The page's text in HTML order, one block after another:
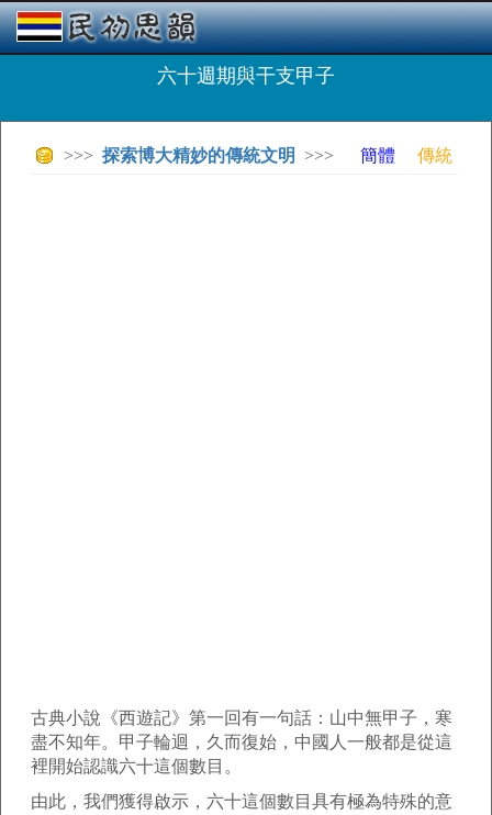
六十週期與干支甲子
>>> 探索博大精妙的傳統文明 >>> 簡體 傳統
古典小說《西遊記》第一回有一句話：山中無甲子，寒
盡不知年。甲子輪迴，久而復始，中國人一般都是從這
裡開始認識六十這個數目。
由此，我們獲得啟示，六十這個數目具有極為特殊的意